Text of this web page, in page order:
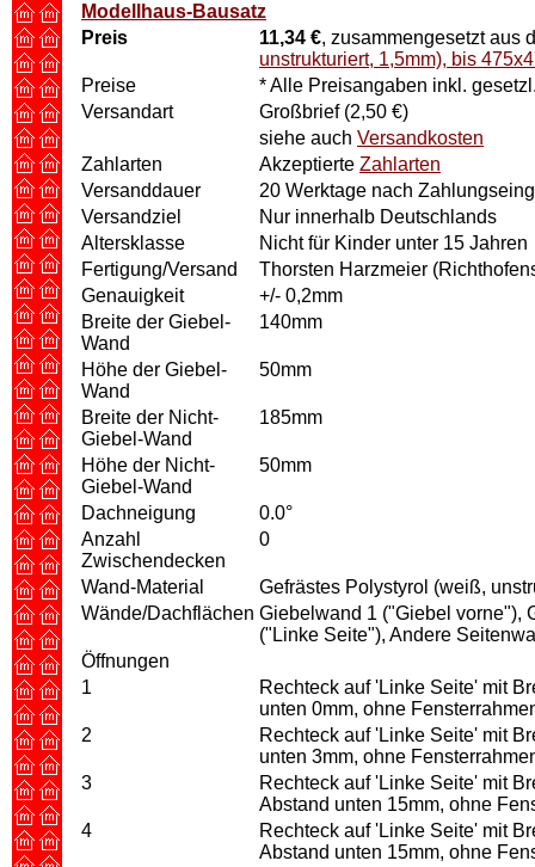
Modellhaus-Bausatz
Preis
11,34 €, zusammengesetzt aus
unstrukturiert, 1,5mm), bis
Preise
* Alle Preisangaben inkl.
Versandart
Großbrief (2,50 €)
siehe auch Versandkosten
Zahlarten
Akzeptierte Zahlarten
Versanddauer
20 Werktage nach
Versandziel
Nur innerhalb Deutschlands
Altersklasse
Nicht für Kinder unter 15 Jahren
Fertigung/Versand
Thorsten Harzmeier
Genauigkeit
+/- 0,2mm
Breite der Giebel-
Wand
140mm
Höhe der Giebel-
Wand
50mm
Breite der Nicht-
Giebel-Wand
185mm
Höhe der Nicht-
Giebel-Wand
50mm
Dachneigung
0.0°
Anzahl
Zwischendecken
0
Wand-Material
Gefrästes Polystyrol (weiß,
Wände/Dachflächen Giebelwand 1 ("Giebel vorne"),
("Linke Seite"), Andere
Öffnungen
1
Rechteck auf 'Linke Seite' mit
unten 0mm, ohne
2
Rechteck auf 'Linke Seite' mit
unten 3mm, ohne
3
Rechteck auf 'Linke Seite' mit
Abstand unten 15mm, ohne
4
Rechteck auf 'Linke Seite' mit
Abstand unten 15mm, ohne